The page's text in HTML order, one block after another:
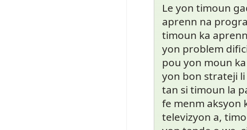
Le yon timoun
aprenn na
timoun ka
yon problem
pou yon moun
yon bon strateji li
tan si timoun la
fe menm aksyon
televizyon a,